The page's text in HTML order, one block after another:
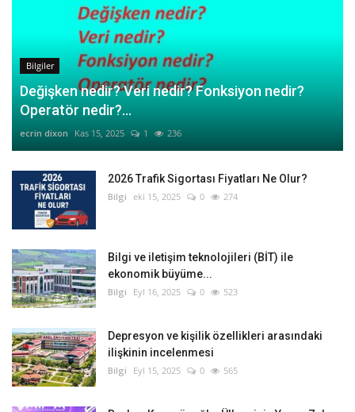
Bilgiler
Değişken nedir? Veri nedir? Fonksiyon nedir?
Operatör nedir?...
ecrin dixon Kas 15, 2025 1 236
2026 Trafik Sigortası Fiyatları Ne Olur?
Bilgi eki 15, 2025 0 274
Bilgi ve iletişim teknolojileri (BİT) ile
ekonomik büyüme...
Bilgi Eyl 16, 2025 0 523
Depresyon ve kişilik özellikleri arasındaki
ilişkinin incelenmesi
Bilgi Eyl 15, 2025 0 565